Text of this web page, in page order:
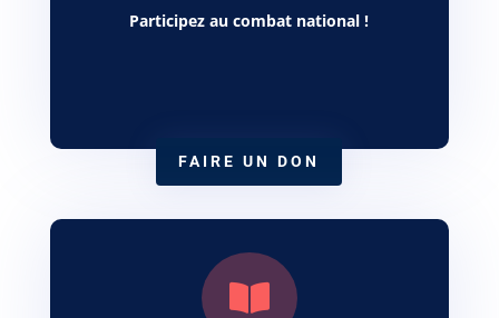
Participez au combat national !
FAIRE UN DON
